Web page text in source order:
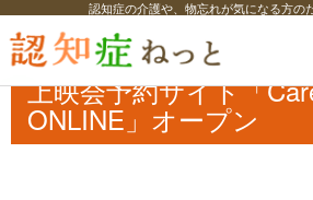
認知症の介護や、物忘れが気になる方の
認知症ねっと 認知症最新ニュース イベント
「Care-Nin Cinema ONLINE」オープン
上映会予約サイト「
ONLINE」オープン